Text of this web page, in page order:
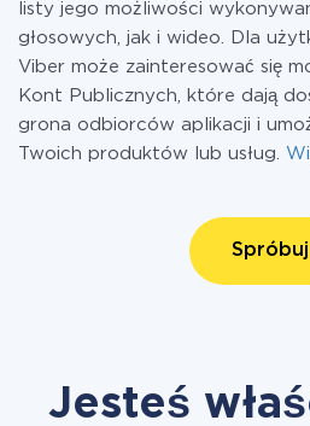
listy jego możliwości
głosowych, jak i wideo. Dla
Viber może zainteresować się
Kont Publicznych, które dają
grona odbiorców aplikacji i
Twoich produktów lub usług.
Spróbuj
Jesteś